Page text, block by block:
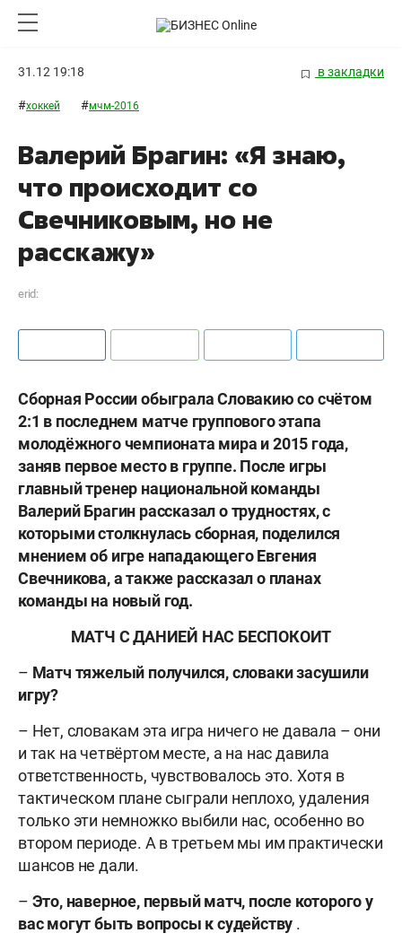
31.12 19:18 в закладки
#хоккей #мчм-2016
Валерий Брагин: «Я знаю,
что происходит со
Свечниковым, но не
расскажу»
erid:
Сборная России обыграла Словакию со счётом
2:1 в последнем матче группового этапа
молодёжного чемпионата мира и 2015 года,
заняв первое место в группе. После игры
главный тренер национальной команды
Валерий Брагин рассказал о трудностях, с
которыми столкнулась сборная, поделился
мнением об игре нападающего Евгения
Свечникова, а также рассказал о планах
команды на новый год.
МАТЧ С ДАНИЕЙ НАС БЕСПОКОИТ
– Матч тяжелый получился, словаки засушили
игру?
– Нет, словакам эта игра ничего не давала – они
и так на четвёртом месте, а на нас давила
ответственность, чувствовалось это. Хотя в
тактическом плане сыграли неплохо, удаления
только эти немножко выбили нас, особенно во
втором периоде. А в третьем мы им практически
шансов не дали.
– Это, наверное, первый матч, после которого у
вас могут быть вопросы к судейству .